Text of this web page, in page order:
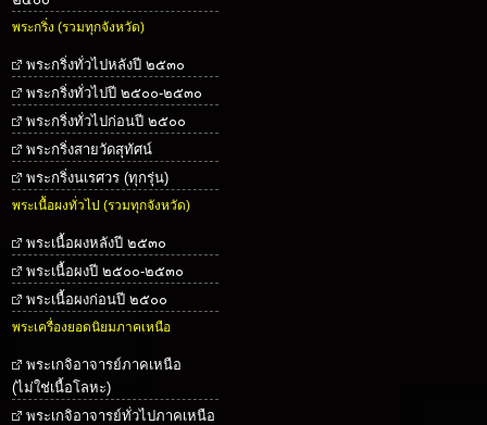
พระกริ่ง (รวมทุกจังหวัด)
พระกริ่งทั่วไปหลังปี ๒๕๓๐
พระกริ่งทั่วไปปี ๒๕๐๐-๒๕๓๐
พระกริ่งทั่วไปก่อนปี ๒๕๐๐
พระกริ่งสายวัดสุทัศน์
พระกริ่งนเรศวร (ทุกรุ่น)
พระเนื้อผงทั่วไป (รวมทุกจังหวัด)
พระเนื้อผงหลังปี ๒๕๓๐
พระเนื้อผงปี ๒๕๐๐-๒๕๓๐
พระเนื้อผงก่อนปี ๒๕๐๐
พระเครื่องยอดนิยมภาคเหนือ
พระเกจิอาจารย์ภาคเหนือ
(ไม่ใช่เนื้อโลหะ)
พระเกจิอาจารย์ทั่วไปภาคเหนือ